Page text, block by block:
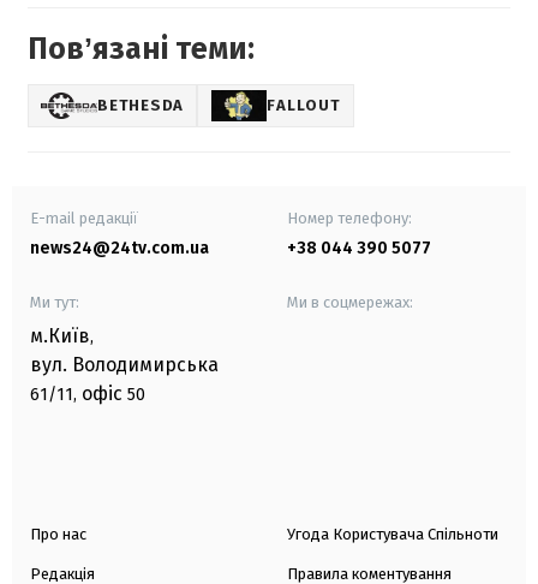
Повʼязані теми:
BETHESDA FALLOUT
E-mail редакції
news24@24tv.com.ua
Номер телефону:
+38 044 390 5077
Ми тут:
м.Київ,
вул. Володимирська
61/11, офіс 50
Ми в соцмережах:
Про нас
Редакція
Угода Користувача Спільноти
Правила коментування